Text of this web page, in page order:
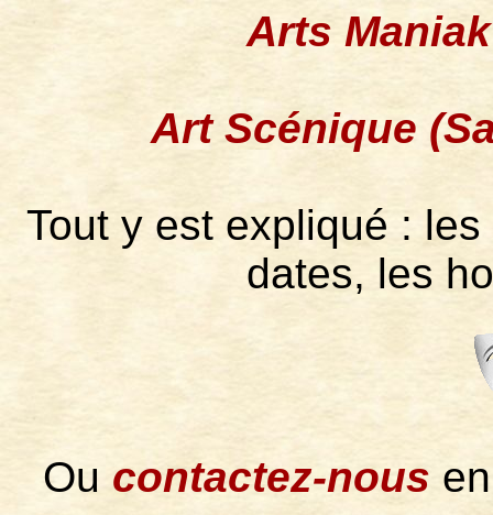
Arts
Art Scénique
Tout y est expliqué :
dates, les
Ou contactez-nous